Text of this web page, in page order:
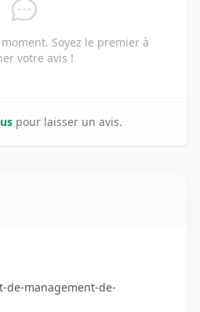
Soyez le premier à
votre avis !
pour laisser un avis.
de-management-de-